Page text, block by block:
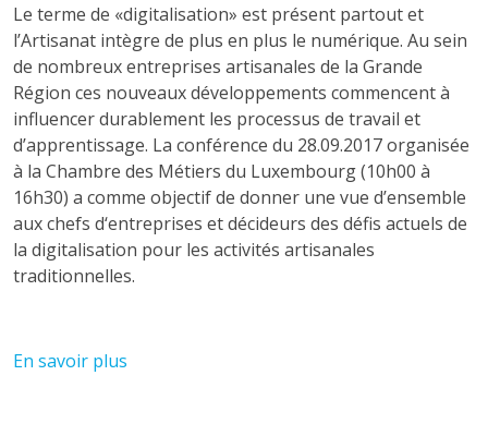
Le terme de «digitalisation» est présent partout et
l’Artisanat intègre de plus en plus le numérique. Au sein
de nombreux entreprises artisanales de la Grande
Région ces nouveaux développements commencent à
influencer durablement les processus de travail et
d’apprentissage. La conférence du 28.09.2017 organisée
à la Chambre des Métiers du Luxembourg (10h00 à
16h30) a comme objectif de donner une vue d’ensemble
aux chefs d‘entreprises et décideurs des défis actuels de
la digitalisation pour les activités artisanales
traditionnelles.
En savoir plus